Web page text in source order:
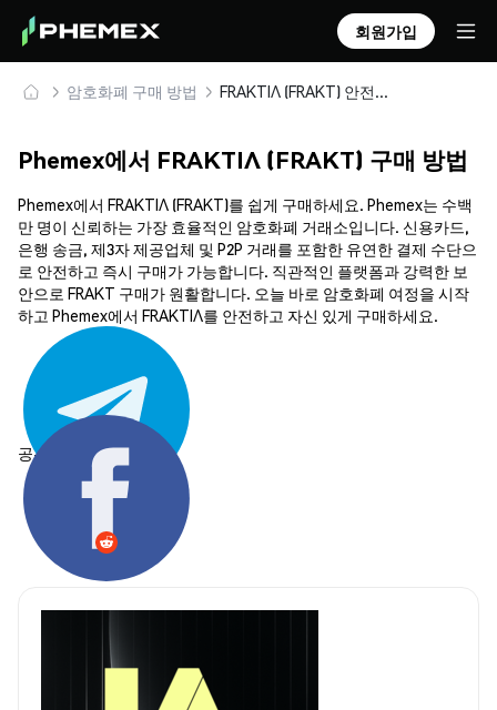
회원가입
암호화폐 구매 방법 FRAKTIΛ (FRAKT) 안전하게 구매 및 보관
Phemex에서 FRAKTIΛ (FRAKT) 구매 방법
Phemex에서 FRAKTIΛ (FRAKT)를 쉽게 구매하세요. Phemex는 수백
만 명이 신뢰하는 가장 효율적인 암호화폐 거래소입니다. 신용카드,
은행 송금, 제3자 제공업체 및 P2P 거래를 포함한 유연한 결제 수단으
로 안전하고 즉시 구매가 가능합니다. 직관적인 플랫폼과 강력한 보
안으로 FRAKT 구매가 원활합니다. 오늘 바로 암호화폐 여정을 시작
하고 Phemex에서 FRAKTIΛ를 안전하고 자신 있게 구매하세요.
공유하기: